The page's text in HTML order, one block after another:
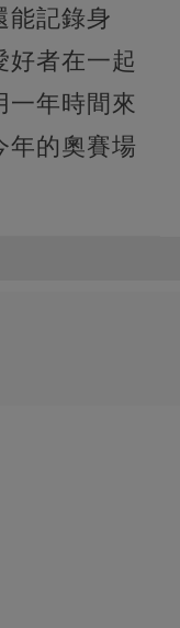
能記錄身
好者在一起
一年時間來
年的奧賽場